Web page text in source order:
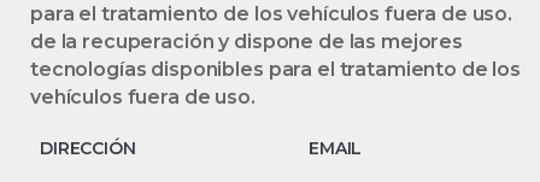
para el tratamiento de los vehículos fuera de uso.
de la recuperación y dispone de las mejores
tecnologías disponibles para el tratamiento de los
vehículos fuera de uso.
DIRECCIÓN EMAIL